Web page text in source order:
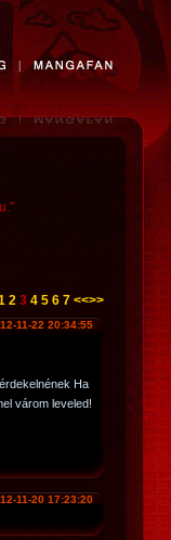
2 3 4 5 6 7 <<>>
11-22 20:34:55
Ha
várom leveled!
11-20 17:23:20